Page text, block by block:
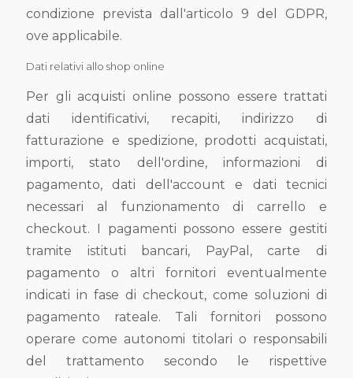
condizione prevista dall'articolo 9 del GDPR,
ove applicabile.
Dati relativi allo shop online
Per gli acquisti online possono essere trattati
dati identificativi, recapiti, indirizzo di
fatturazione e spedizione, prodotti acquistati,
importi, stato dell'ordine, informazioni di
pagamento, dati dell'account e dati tecnici
necessari al funzionamento di carrello e
checkout. I pagamenti possono essere gestiti
tramite istituti bancari, PayPal, carte di
pagamento o altri fornitori eventualmente
indicati in fase di checkout, come soluzioni di
pagamento rateale. Tali fornitori possono
operare come autonomi titolari o responsabili
del trattamento secondo le rispettive